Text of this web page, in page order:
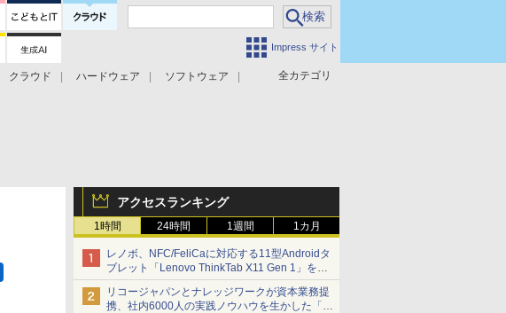
Impress サイト
全カテゴリ
クラウド ハードウェア
ソフトウェア
アクセスランキング
1時間 24時間 1週間 1カ月
レノボ、NFC/FeliCaに対応する11型Androidタ
ブレット「Lenovo ThinkTab X11 Gen 1」を発
売
リコージャパンとナレッジワークが資本業務提
携、社内6000人の実践ノウハウを生かした「AI